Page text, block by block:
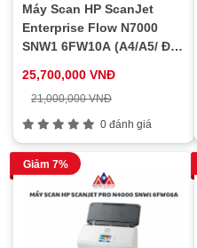
Máy Scan HP ScanJet
Enterprise Flow N7000
SNW1 6FW10A (A4/A5/ Đảo
25,700,000 VNĐ
21,000,000 VNĐ
0 đánh giá
Giảm 7%